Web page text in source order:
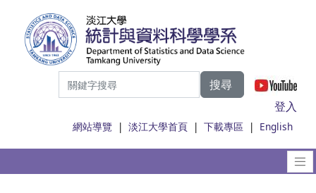
搜尋
登入
網站導覽 |淡江大學首頁 |下載專區 | English